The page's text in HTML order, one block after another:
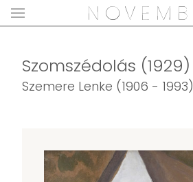
Szomszédolás (1929)
Szemere Lenke (1906 - 1993)